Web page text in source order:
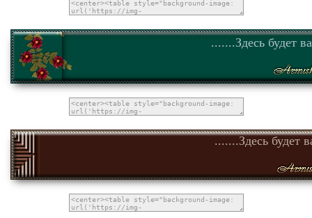
.......Здесь будет
.......Здесь будет